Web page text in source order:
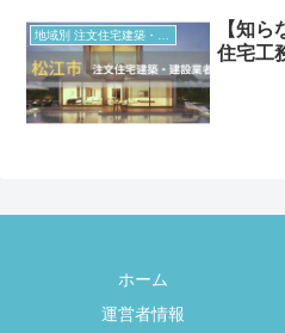
【知
住宅工
ホーム
運営者情報